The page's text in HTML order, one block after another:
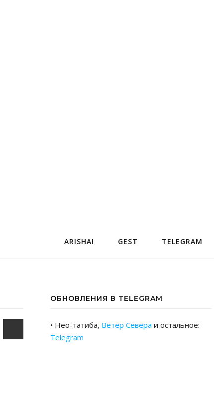
ARISHAI GEST TELEGRAM
ОБНОВЛЕНИЯ В TELEGRAM
• Нео-татиба, Ветер Севера и остальное:
Telegram